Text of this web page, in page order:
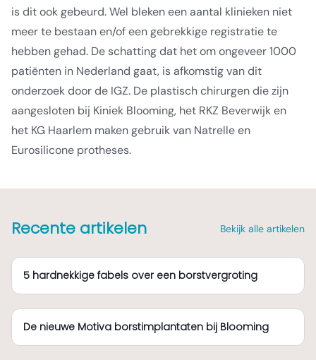
is dit ook gebeurd. Wel bleken een aantal klinieken niet
meer te bestaan en/of een gebrekkige registratie te
hebben gehad. De schatting dat het om ongeveer 1000
patiënten in Nederland gaat, is afkomstig van dit
onderzoek door de IGZ. De plastisch chirurgen die zijn
aangesloten bij Kiniek Blooming, het RKZ Beverwijk en
het KG Haarlem maken gebruik van Natrelle en
Eurosilicone protheses.
Recente artikelen Bekijk alle artikelen
5 hardnekkige fabels over een borstvergroting
De nieuwe Motiva borstimplantaten bij Blooming